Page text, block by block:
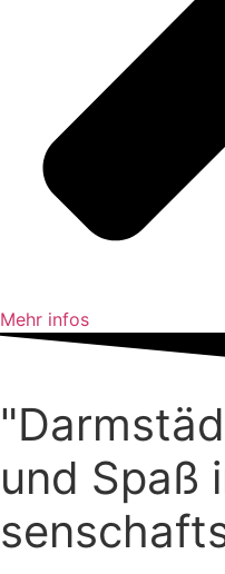
Mehr infos
und Spaß